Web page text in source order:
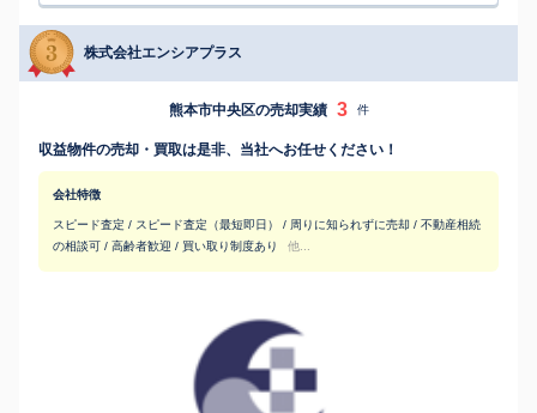
株式会社エンシアプラス
熊本市中央区の売却実績 3 件
収益物件の売却・買取は是非、当社へお任せください！
会社特徴
スピード査定 / スピード査定（最短即日） / 周りに知られずに売却 / 不動産相続
の相談可 / 高齢者歓迎 / 買い取り制度あり
他...